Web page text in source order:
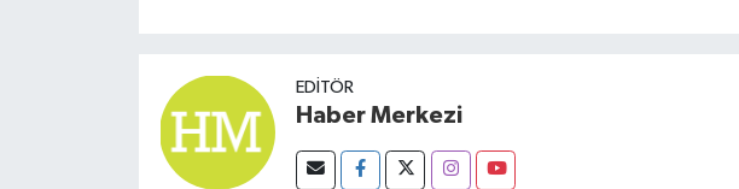
EDITÖR
Haber Merkezi